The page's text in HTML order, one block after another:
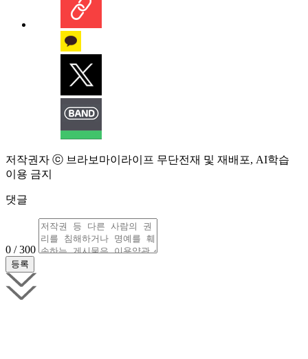
저작권자 ⓒ 브라보마이라이프 무단전재 및 재배포, AI학습
이용 금지
댓글
0 / 300